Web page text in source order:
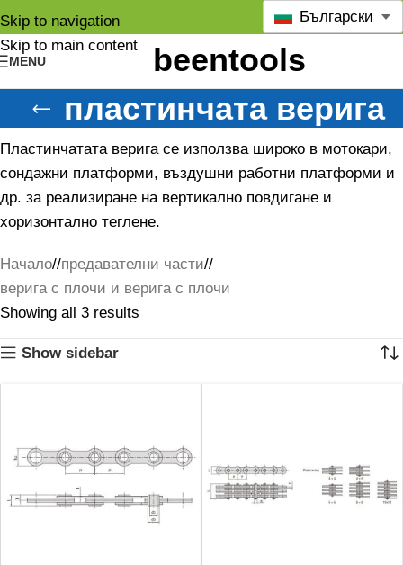
Skip to navigation
Skip to main content
MENU
Български
пластинчата верига
Пластинчатата верига се използва широко в мотокари,
сондажни платформи, въздушни работни платформи и
др. за реализиране на вертикално повдигане и
хоризонтално теглене.
Начало/ предавателни части/
верига с плочи и верига с плочи
Showing all 3 results
Show sidebar